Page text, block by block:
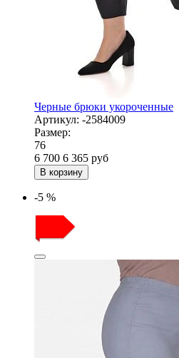
Черные брюки укороченные
Артикул: -2584009
Размер:
76
6 700 6 365 руб
В корзину
-5 %